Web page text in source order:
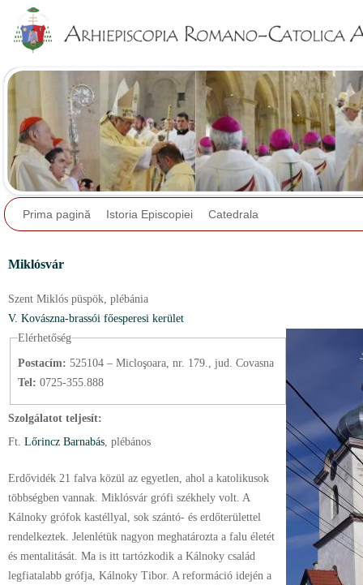
Prima pagină Istoria Episcopiei Catedrala
Miklósvár
Szent Miklós püspök, plébánia
V. Kovászna-brassói főesperesi kerület
Elérhetőség
Postacím: 525104 – Micloşoara, nr. 179., jud. Covasna
Tel: 0725-355.888
Szolgálatot teljesít:
Ft. Lőrincz Barnabás , plébános
Erdővidék 21 falva közül az egyetlen, ahol a katolikusok
többségben vannak. Miklósvár grófi székhely volt. A
Kálnoky grófok kastéllyal, sok szántó- és erdőterülettel
rendelkeztek. Jelenlétük nagyon meghatározta a falu életét
és mentalitását. Ma is itt tartózkodik a Kálnoky család
legfiatalabb grófja, Kálnoky Tibor. A reformáció idején a